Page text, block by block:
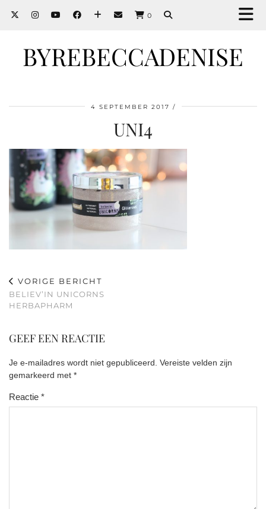
0
BYREBECCADENISE
4 SEPTEMBER 2017
UNI4
VORIGE BERICHT
BELIEV’IN UNICORNS
HERBAPHARM
GEEF EEN REACTIE
Je e-mailadres wordt niet gepubliceerd. Vereiste velden zijn
gemarkeerd met *
Reactie *